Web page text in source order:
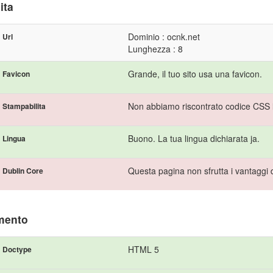
Url
Dominio : ocnk.net
Lunghezza : 8
Favicon Grande, il tuo sito usa una favicon.
Stampabilita Non abbiamo riscontrato codice CSS
Lingua Buono. La tua lingua dichiarata ja.
Dublin Core Questa pagina non sfrutta i vantaggi
Doctype HTML 5